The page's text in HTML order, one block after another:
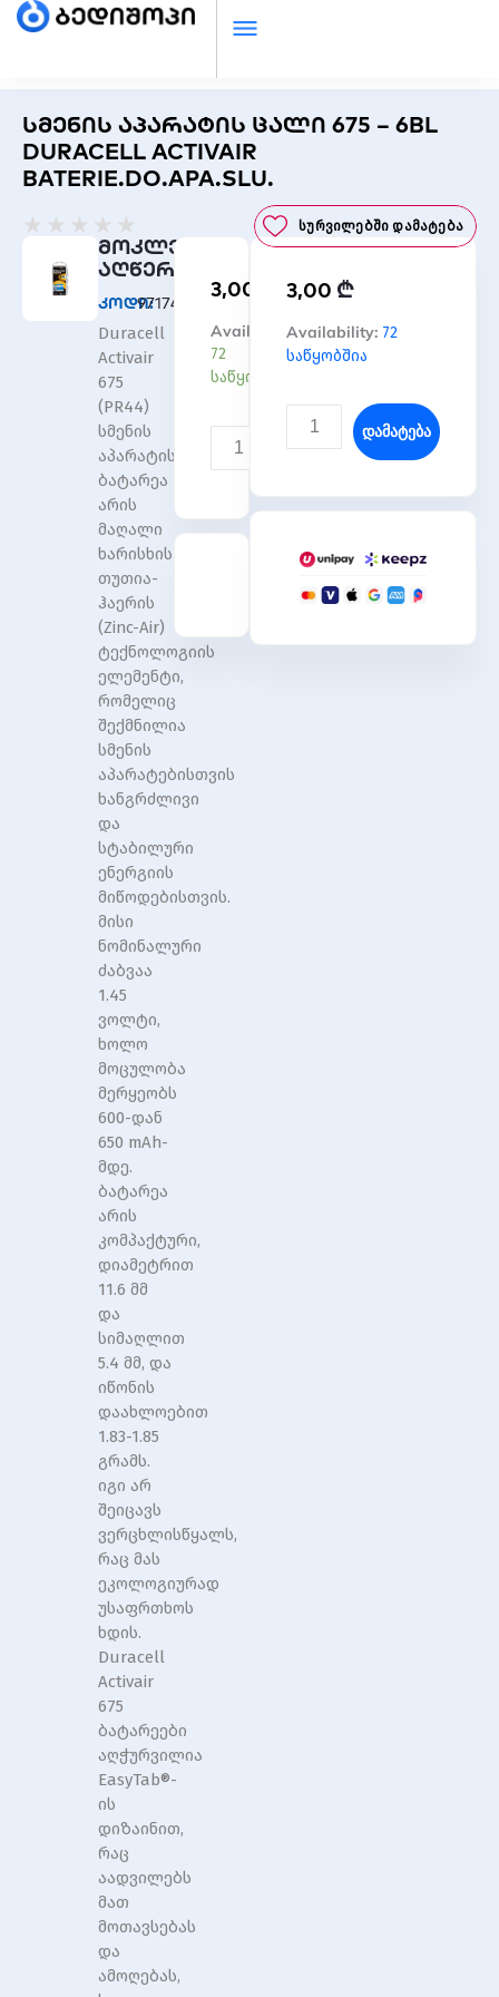
სმენის აპარატის ცალი 675 – 6BL
DURACELL ACTIVAIR
BATERIE.DO.APA.SLU.
★ ★ ★ ★ ★
0
out
5
Სურვილებში Დამატება
მოკლე
აღწერა
კოდი:971744
Duracell
Activair
675
(PR44)
სმენის
აპარატის
ბატარეა
არის
მაღალი
ხარისხის
თუთია-
ჰაერის
(Zinc-Air)
ტექნოლოგიის
ელემენტი,
რომელიც
შექმნილია
სმენის
აპარატებისთვის
ხანგრძლივი
და
სტაბილური
ენერგიის
მიწოდებისთვის.
მისი
ნომინალური
ძაბვაა
1.45
ვოლტი,
ხოლო
მოცულობა
მერყეობს
600-დან
650 mAh-
მდე.
ბატარეა
არის
კომპაქტური,
დიამეტრით
11.6 მმ
და
სიმაღლით
5.4 მმ, და
იწონის
დაახლოებით
1.83-1.85
გრამს.
იგი არ
შეიცავს
ვერცხლისწყალს,
რაც მას
ეკოლოგიურად
უსაფრთხოს
ხდის.
Duracell
Activair
675
ბატარეები
აღჭურვილია
EasyTab®-
ის
დიზაინით,
რაც
აადვილებს
მათ
მოთავსებას
და
ამოღებას,
3,00
Availability:
72
საწყობშია
რაოდენობა:
სმენის
აპარატის
ACTIVAIR
BATERIE.DO.APA.SLU.
Დამატება
3,00 ₾
Availability: 72
საწყობშია
რაოდენობა:
სმენის
675
ACTIVAIR
Დამატება